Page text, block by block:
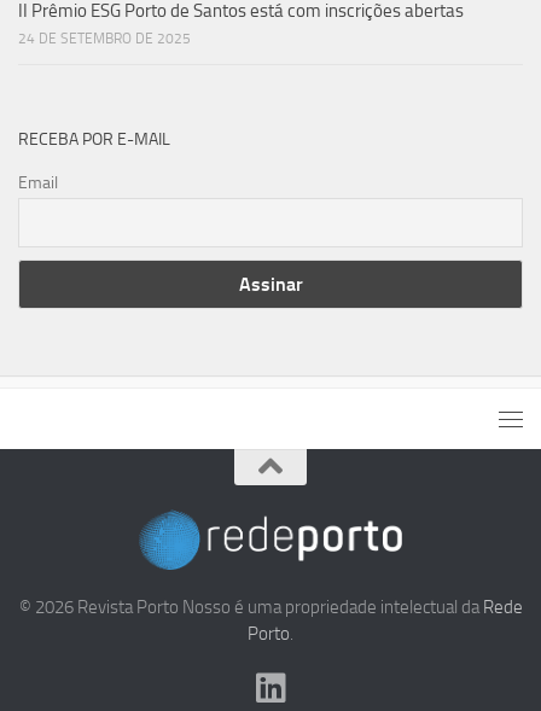
II Prêmio ESG Porto de Santos está com inscrições abertas
24 DE SETEMBRO DE 2025
RECEBA POR E-MAIL
Email
© 2026 Revista Porto Nosso é uma propriedade intelectual daRede
Porto.